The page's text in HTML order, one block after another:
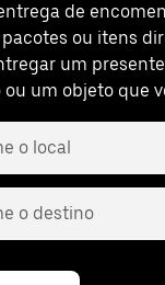
de
ou itens
um
um objeto que
o local
o destino